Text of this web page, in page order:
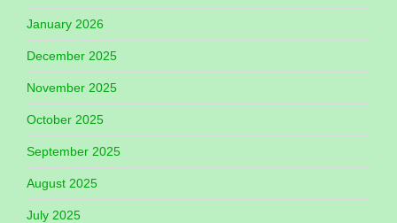
January 2026
December 2025
November 2025
October 2025
September 2025
August 2025
July 2025